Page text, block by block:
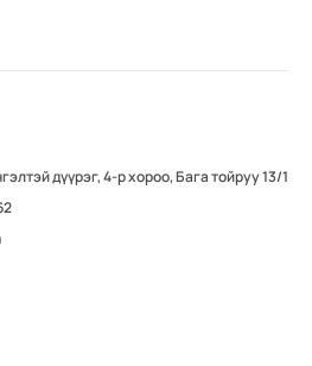
дүүрэг, 4-р хороо, Бага тойруу 13/1